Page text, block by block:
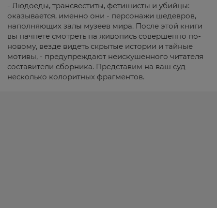
- Людоеды, трансвеститы, фетишисты и убийцы:
оказывается, именно они - персонажи шедевров,
наполняющих залы музеев мира. После этой книги
вы начнете смотреть на живопись совершенно по-
новому, везде видеть скрытые истории и тайные
мотивы, - предупреждают неискушенного читателя
составители сборника. Представим на ваш суд
несколько колоритных фрагментов.